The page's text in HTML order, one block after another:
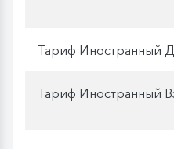
Тариф Иностранный
Тариф Иностранный